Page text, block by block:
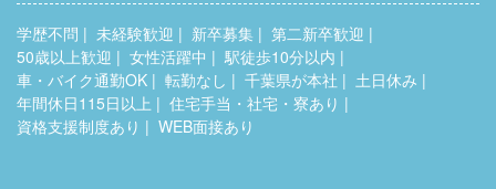
学歴不問 未経験歓迎 新卒募集
第二新卒歓迎
50歳以上歓迎
女性活躍中
駅徒歩10分以内
車・バイク通勤OK
転勤なし 千葉県が本社
土日休み
年間休日115日以上
住宅手当・社宅・寮あり
資格支援制度あり
WEB面接あり